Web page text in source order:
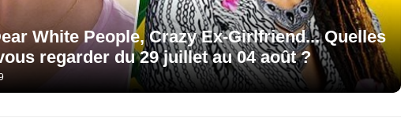
White People, Crazy Ex-Girlfriend... Quelles
regarder du 29 juillet au 04 août ?